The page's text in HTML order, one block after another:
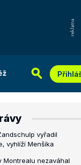
vyřadil
vyhlíží Menšíka
Montrealu nezaváhal